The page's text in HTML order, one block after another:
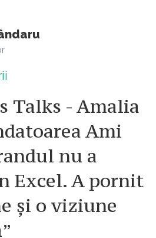
Talks - Amalia
Ami
nu a
Excel. A pornit
și o viziune